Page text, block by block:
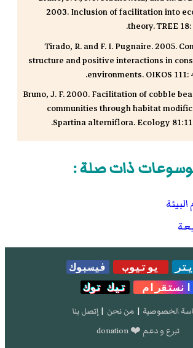
2003. Inclusion of facilitation into
theory. TREE
Tirado, R. and F. I. Pugnaire. 2005.
structure and positive interactions in
environments. OIKOS 111:
Bruno, J. F. 2000. Facilitation of cobble
communities through habitat
Spartina alterniflora. Ecology
ذات صلة :
يوتيوب
فيسبوك
انستقرام
تيك توك
الخصوصية | من نحن | إتصل بنا
تبرع و دعم ❤️ donation